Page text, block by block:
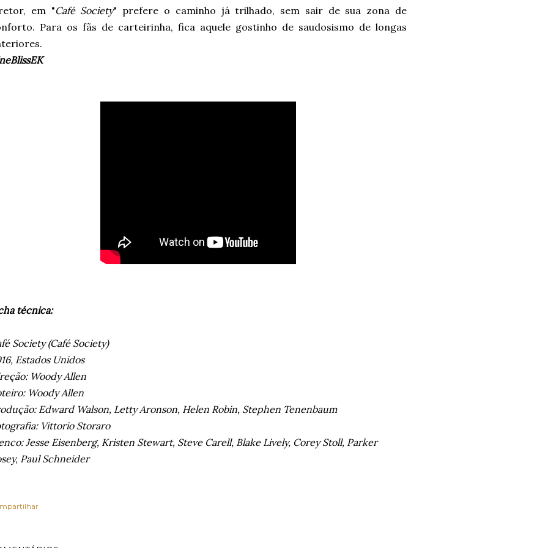
em "Café Society" prefere o caminho já trilhado, sem sair de sua zona de
Para os fãs de carteirinha, fica aquele gostinho de saudosismo de longas
técnica:
Society (Café Society)
Estados Unidos
Woody Allen
Woody Allen
Edward Walson, Letty Aronson, Helen Robin, Stephen Tenenbaum
Vittorio Storaro
Jesse Eisenberg, Kristen Stewart, Steve Carell, Blake Lively, Corey Stoll, Parker
Paul Schneider